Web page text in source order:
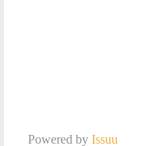
Powered byIssuu